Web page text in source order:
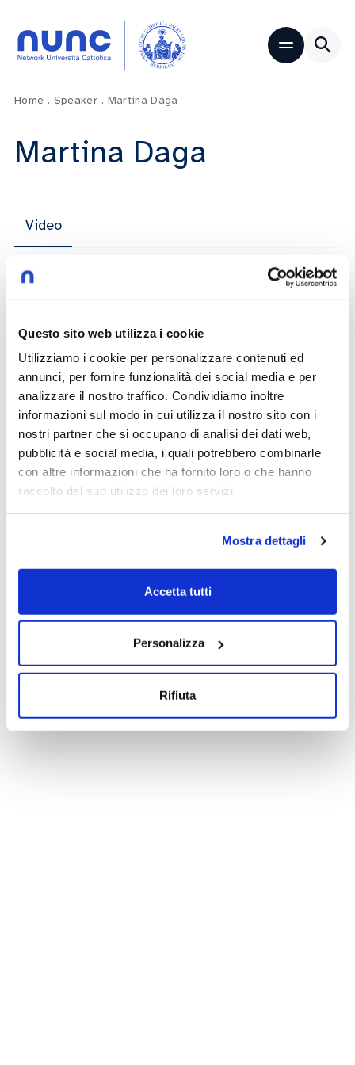
Questo sito web utilizza i cookie
Utilizziamo i cookie per personalizzare contenuti ed
annunci, per fornire funzionalità dei social media e per
analizzare il nostro traffico. Condividiamo inoltre
informazioni sul modo in cui utilizza il nostro sito con i
nostri partner che si occupano di analisi dei dati web,
pubblicità e social media, i quali potrebbero combinarle
con altre informazioni che ha fornito loro o che hanno
raccolto dal suo utilizzo dei loro servizi.
Mostra dettagli
Accetta tutti
Personalizza
Rifiuta
Home . Speaker . Martina Daga
Martina Daga
Video
e nelle decisioni finanziarie
Anna Maria Fellegara
Andrea Perrone + Altri speaker
19/05/2025